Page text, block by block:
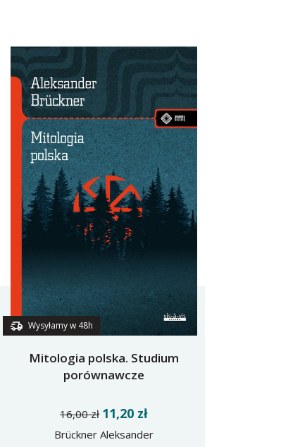
Wysyłamy w 48h
Mitologia polska. Studium
porównawcze
16,00 zł 11,20 zł
Brückner Aleksander